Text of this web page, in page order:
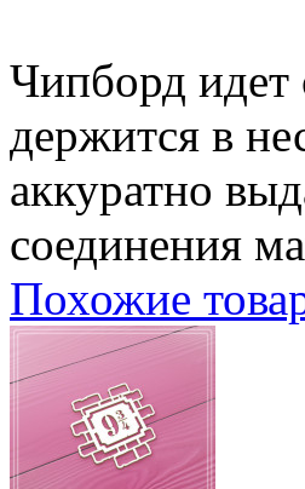
Чипборд идет
держится в
аккуратно
соединения
Похожие